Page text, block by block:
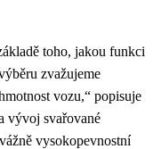
toho, jakou funkci
zvažujeme
vozu,“ popisuje
vývoj svařované
vysokopevnostní